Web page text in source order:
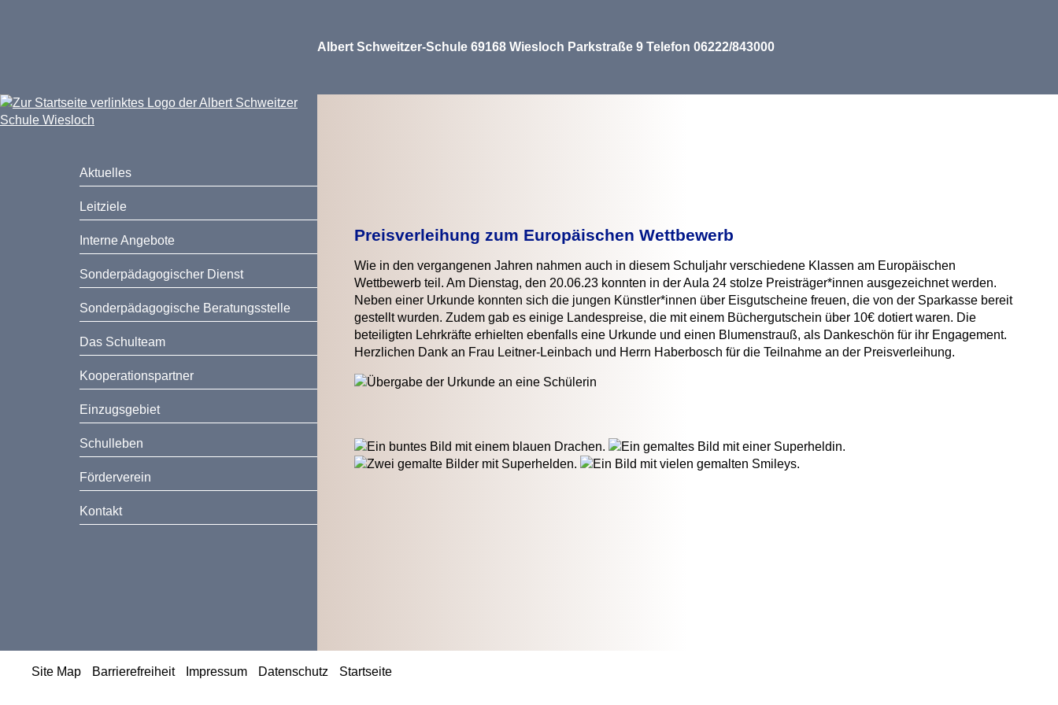
Albert Schweitzer-Schule 69168 Wiesloch Parkstraße 9 Telefon 06222/843000
Aktuelles
Leitziele
Interne Angebote
Sonderpädagogischer Dienst
Sonderpädagogische Beratungsstelle
Das Schulteam
Kooperationspartner
Einzugsgebiet
Schulleben
Förderverein
Kontakt
Preisverleihung zum Europäischen Wettbewerb
Wie in den vergangenen Jahren nahmen auch in diesem Schuljahr verschiedene Klassen am Europäischen
Wettbewerb teil. Am Dienstag, den 20.06.23 konnten in der Aula 24 stolze Preisträger*innen ausgezeichnet werden.
Neben einer Urkunde konnten sich die jungen Künstler*innen über Eisgutscheine freuen, die von der Sparkasse bereit
gestellt wurden. Zudem gab es einige Landespreise, die mit einem Büchergutschein über 10€ dotiert waren. Die
beteiligten Lehrkräfte erhielten ebenfalls eine Urkunde und einen Blumenstrauß, als Dankeschön für ihr Engagement.
Herzlichen Dank an Frau Leitner-Leinbach und Herrn Haberbosch für die Teilnahme an der Preisverleihung.
Site Map Barrierefreiheit Impressum Datenschutz Startseite